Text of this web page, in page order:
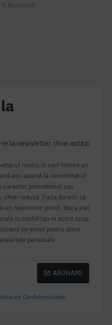
6, Bucuresti
la newsletter chiar astazi.
ul nostru iti vom trimite un
esti abonat la newsletter-ul
caracter promotional sau
chiar redusa. Daca doresti sa
un newsletter primit, daca esti
in contul tau in acest scop,
pe email pentru orice
tale personale.
ABONARE
de Confidentialitate